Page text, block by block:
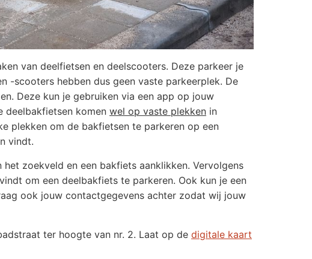
van deelfietsen en deelscooters. Deze parkeer je
-scooters hebben dus geen vaste parkeerplek. De
Deze kun je gebruiken via een app op jouw
deelbakfietsen komen wel op vaste plekken in
plekken om de bakfietsen te parkeren op een
vindt.
zoekveld en een bakfiets aanklikken. Vervolgens
om een deelbakfiets te parkeren. Ook kun je een
ook jouw contactgegevens achter zodat wij jouw
ter hoogte van nr. 2. Laat op de digitale kaart